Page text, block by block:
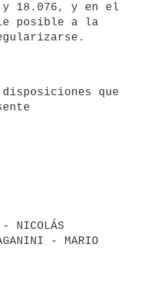
y 18.076, y en el
posible a la
- MARIO